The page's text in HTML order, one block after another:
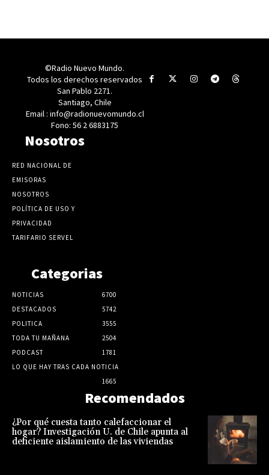
©Radio Nuevo Mundo.
Todos los derechos reservados
San Pablo 2271.
Santiago, Chile
Email : info@radionuevomundo.cl
Fono: 56 2 6883175
Nosotros
RED NACIONAL DE
EMISORAS
NOSOTROS
POLÍTICA DE USO Y
PRIVACIDAD
TARIFARIO SERVEL
Categorias
NOTICIAS
6700
DESTACADOS
5742
POLITICA
3555
TODA TU MAÑANA
2504
PODCAST
1781
LO QUE HAY TRAS CADA NOTICIA
1665
Recomendados
¿Por qué cuesta tanto calefaccionar el
hogar? Investigación U. de Chile apunta al
deficiente aislamiento de las viviendas